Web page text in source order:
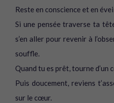
Reste en conscience et en
Si une pensée traverse ta
s’en aller pour revenir à
souffle.
Quand tu es prêt, tourne d’un
Puis doucement, reviens
sur le cœur.